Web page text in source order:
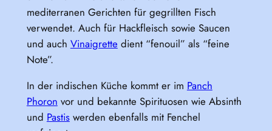
mediterranen Gerichten für gegrillten Fisch
verwendet. Auch für Hackfleisch sowie Saucen
und auch Vinaigrette dient “fenouil” als “feine
Note”.
In der indischen Küche kommt er im Panch
Phoron vor und bekannte Spirituosen wie Absinth
und Pastiswerden ebenfalls mit Fenchel